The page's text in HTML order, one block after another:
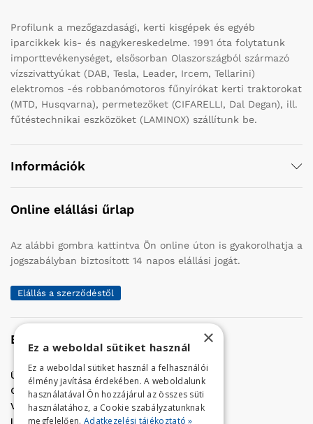
Profilunk a mezőgazdasági, kerti kisgépek és egyéb
iparcikkek kis- és nagykereskedelme. 1991 óta folytatunk
importtevékenységet, elsősorban Olaszországból származó
vízszivattyúkat (DAB, Tesla, Leader, Ircem, Tellarini)
elektromos -és robbanómotoros fűnyírókat kerti traktorokat
(MTD, Husqvarna), permetezőket (CIFARELLI, Dal Degan), ill.
fűtéstechnikai eszközöket (LAMINOX) szállítunk be.
Információk
Online elállási űrlap
Az alábbi gombra kattintva Ön online úton is gyakorolhatja a
jogszabályban biztosított 14 napos elállási jogát.
Elállás a szerződéstől
Elérhetőség
Üzletünk címe:
Szolnok, Vércse út 17.
Golf Center Áruház:06 (56) 423-324
VÁR-Kert Áruház: 06 (56) 429-771
Iroda:06 (56) 421-857
×
Ez a weboldal sütiket használ
Ez a weboldal sütiket használ a felhasználói
élmény javítása érdekében. A weboldalunk
használatával Ön hozzájárul az összes süti
használatához, a Cookie szabályzatunknak
megfelelően. Adatkezelési tájékoztató »